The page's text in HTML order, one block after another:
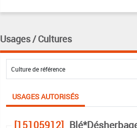
Usages / Cultures
USAGES AUTORISÉS
[15105912]